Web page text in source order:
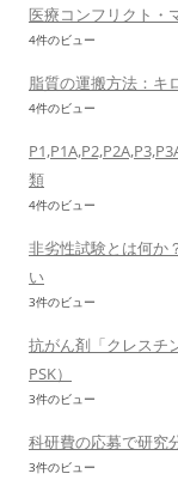
医療コンフリクト・
4件のビュー
脂質の運搬方法：キ
4件のビュー
類
4件のビュー
非劣性試験とは何か
い
3件のビュー
抗がん剤「クレスチ
PSK）
3件のビュー
科研費の応募で研究
3件のビュー